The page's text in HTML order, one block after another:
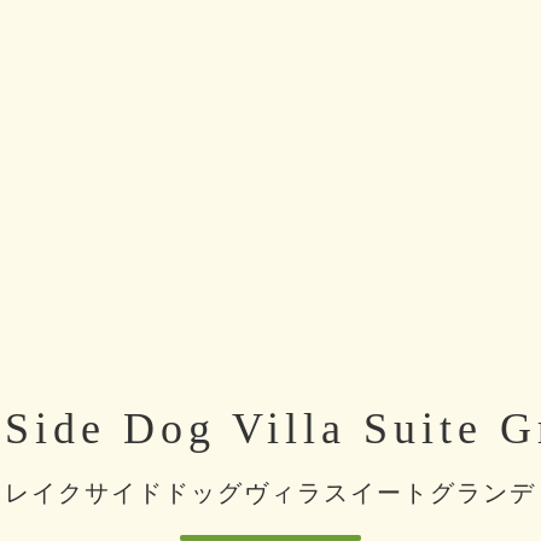
Dog Villa Suite
レイクサイドドッグヴィラスイートグランデ